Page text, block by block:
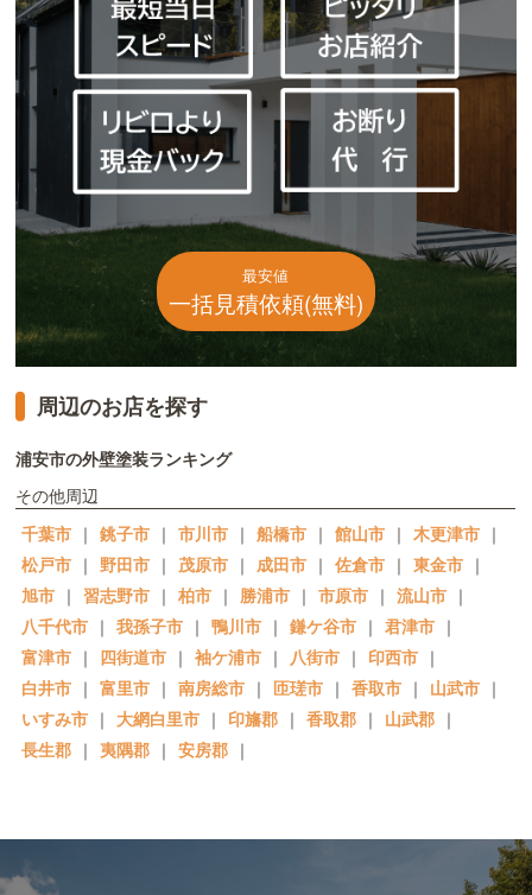
最安値
一括見積依頼(無料)
周辺のお店を探す
浦安市の外壁塗装ランキング
その他周辺
千葉市 ｜ 銚子市 ｜ 市川市 ｜ 船橋市 ｜ 館山市 ｜ 木更津市 ｜
松戸市 ｜ 野田市 ｜ 茂原市 ｜ 成田市 ｜ 佐倉市 ｜ 東金市 ｜
旭市 ｜ 習志野市 ｜ 柏市 ｜ 勝浦市 ｜ 市原市 ｜ 流山市 ｜
八千代市 ｜ 我孫子市 ｜ 鴨川市 ｜ 鎌ケ谷市 ｜ 君津市 ｜
富津市 ｜ 四街道市 ｜ 袖ケ浦市 ｜ 八街市 ｜ 印西市 ｜
白井市 ｜ 富里市 ｜ 南房総市 ｜ 匝瑳市 ｜ 香取市 ｜ 山武市 ｜
いすみ市 ｜ 大網白里市 ｜ 印旛郡 ｜ 香取郡 ｜ 山武郡 ｜
長生郡 ｜ 夷隅郡 ｜ 安房郡 ｜